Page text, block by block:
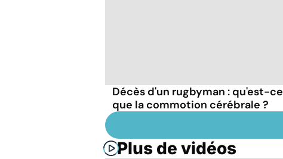
Décès d'un rugbyman : qu'est-ce
que la commotion cérébrale ?
Plus de vidéos